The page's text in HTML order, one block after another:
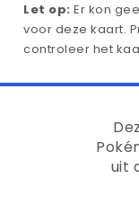
Let op: Er kon
voor deze kaart.
controleer het
uit